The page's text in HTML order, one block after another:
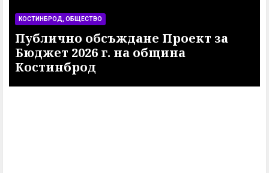
за
КОСТИНБРОД, ОБЩЕСТВО
Милена Миткова отново се
от подкрепа в битката с
заболяване